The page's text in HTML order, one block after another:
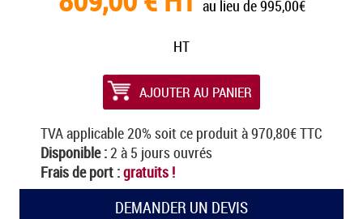
au lieu de 995,00€
HT
TVA applicable 20% soit ce produit à 970,80€ TTC
Disponible : 2 à 5 jours ouvrés
Frais de port :gratuits !
DEMANDER UN DEVIS